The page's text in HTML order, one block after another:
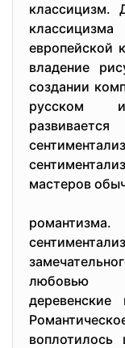
классицизм.
европейской
владение
создании
русском
мастеров
любовью
деревенские